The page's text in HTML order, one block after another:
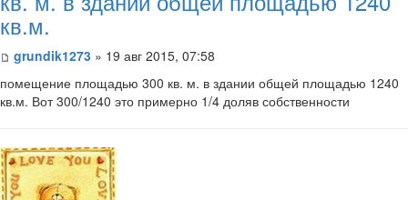
кв.м.
grundik1273 » 19 авг 2015, 07:58
помещение площадью 300 кв. м. в здании общей площадью 1240
кв.м. Вот 300/1240 это примерно 1/4 доляв собственности